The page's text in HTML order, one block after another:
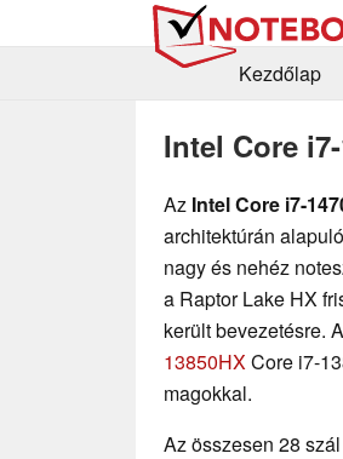
Kezdőlap
Intel Core
Az Intel Core i7-
architektúrán
nagy és nehéz
a Raptor Lake HX
került bevezetésre.
13850HXCore i7-
magokkal.
Az összesen 28 szál